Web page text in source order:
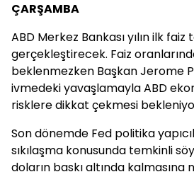
ÇARŞAMBA
ABD Merkez Bankası yılın ilk faiz
gerçekleştirecek. Faiz
beklenmezken Başkan Jerome
ivmedeki yavaşlamayla ABD
risklere dikkat çekmesi
Son dönemde Fed politika
sıkılaşma konusunda temkinli
doların baskı altında kalmasına